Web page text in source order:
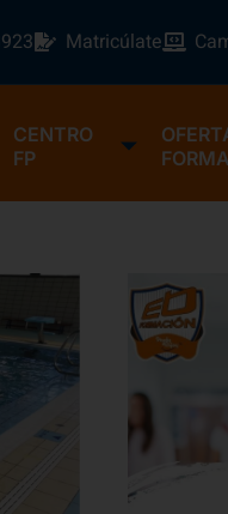
Matricúlate
CENTRO
FP